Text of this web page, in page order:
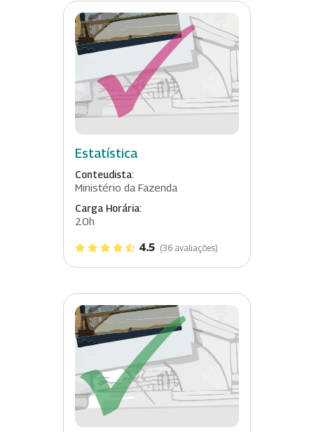
Estatística
Conteudista:
Ministério da Fazenda
Carga Horária:
20h
4.5 (36 avaliações)